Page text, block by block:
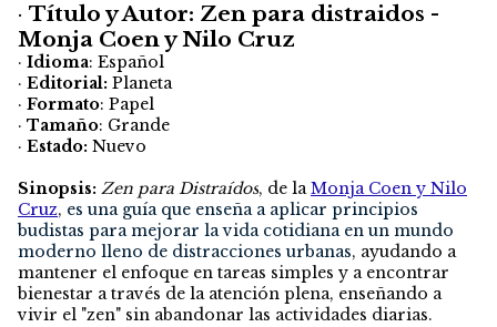
· Título y Autor: Zen para distraidos -
Monja Coen y Nilo Cruz
· Idioma: Español
· Editorial: Planeta
· Formato: Papel
· Tamaño: Grande
· Estado: Nuevo
Sinopsis: Zen para Distraídos, de laMonja Coen y Nilo
Cruz, es una guía que enseña a aplicar principios
budistas para mejorar la vida cotidiana en un mundo
moderno lleno de distracciones urbanas, ayudando a
mantener el enfoque en tareas simples y a encontrar
bienestar a través de la atención plena, enseñando a
vivir el "zen" sin abandonar las actividades diarias.